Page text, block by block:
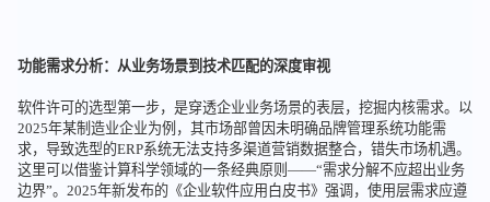
功能需求分析：从业务场景到技术匹配的深度审视
软件许可的选型第一步，是穿透企业业务场景的表层，挖掘内核需求。以
2025年某制造业企业为例，其市场部曾因未明确品牌管理系统功能需
求，导致选型的ERP系统无法支持多渠道营销数据整合，错失市场机遇。
这里可以借鉴计算科学领域的一条经典原则——“需求分解不应超出业务
边界”。2025年新发布的《企业软件应用白皮书》强调，使用层需求应遵